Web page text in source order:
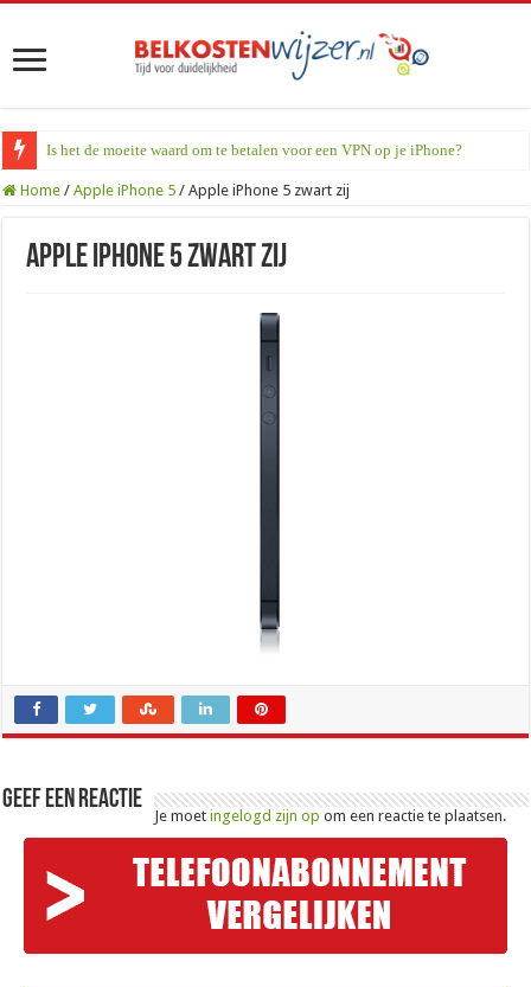
Is het de moeite waard om te betalen voor een VPN op je iPhone?
Home / Apple iPhone 5 / Apple iPhone 5 zwart zij
Apple iPhone 5 zwart zij
Geef een reactie
Je moetingelogd zijn op om een reactie te plaatsen.